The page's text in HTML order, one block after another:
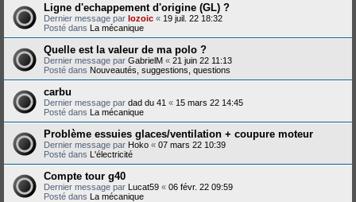
Ligne d'echappement d'origine (GL) ?
Dernier message par lozoic « 19 juil. 22 18:32
Posté dans La mécanique
Quelle est la valeur de ma polo ?
Dernier message par GabrielM « 21 juin 22 11:13
Posté dans Nouveautés, suggestions, questions
carbu
Dernier message par dad du 41 « 15 mars 22 14:45
Posté dans La mécanique
Problème essuies glaces/ventilation + coupure moteur
Dernier message par Hoko « 07 mars 22 10:39
Posté dans L'électricité
Compte tour g40
Dernier message par Lucat59 « 06 févr. 22 09:59
Posté dans La mécanique